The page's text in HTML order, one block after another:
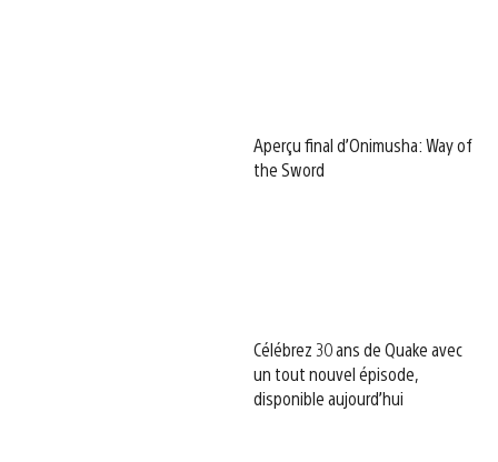
Aperçu final d’Onimusha: Way of
the Sword
Célébrez 30 ans de Quake avec
un tout nouvel épisode,
disponible aujourd’hui